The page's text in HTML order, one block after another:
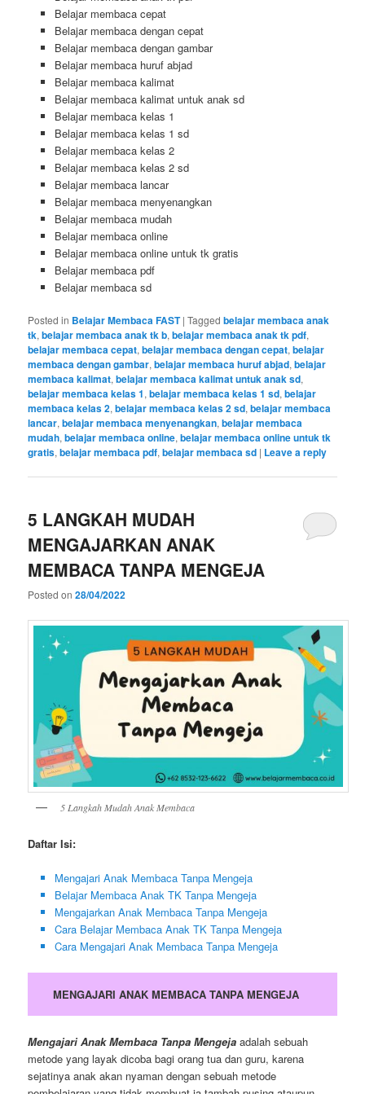
Belajar membaca cepat
Belajar membaca dengan cepat
Belajar membaca dengan gambar
Belajar membaca huruf abjad
Belajar membaca kalimat
Belajar membaca kalimat untuk anak sd
Belajar membaca kelas 1
Belajar membaca kelas 1 sd
Belajar membaca kelas 2
Belajar membaca kelas 2 sd
Belajar membaca lancar
Belajar membaca menyenangkan
Belajar membaca mudah
Belajar membaca online
Belajar membaca online untuk tk gratis
Belajar membaca pdf
Belajar membaca sd
Posted in Belajar Membaca FAST |Tagged belajar membaca anak
tk,belajar membaca anak tk b,belajar membaca anak tk pdf,
belajar membaca cepat,belajar membaca dengan cepat,belajar
membaca dengan gambar,belajar membaca huruf abjad,belajar
membaca kalimat,belajar membaca kalimat untuk anak sd,
belajar membaca kelas 1,belajar membaca kelas 1 sd,belajar
membaca kelas 2,belajar membaca kelas 2 sd,belajar membaca
lancar,belajar membaca menyenangkan,belajar membaca
mudah,belajar membaca online,belajar membaca online untuk tk
gratis,belajar membaca pdf,belajar membaca sd | Leave a reply
5 LANGKAH MUDAH
MENGAJARKAN ANAK
MEMBACA TANPA MENGEJA
Posted on28/04/2022
5 Langkah Mudah Anak Membaca
Daftar Isi:
Mengajari Anak Membaca Tanpa Mengeja
Belajar Membaca Anak TK Tanpa Mengeja
Mengajarkan Anak Membaca Tanpa Mengeja
Cara Belajar Membaca Anak TK Tanpa Mengeja
Cara Mengajari Anak Membaca Tanpa Mengeja
MENGAJARI ANAK MEMBACA TANPA MENGEJA
Mengajari Anak Membaca Tanpa Mengeja adalah sebuah
metode yang layak dicoba bagi orang tua dan guru, karena
sejatinya anak akan nyaman dengan sebuah metode